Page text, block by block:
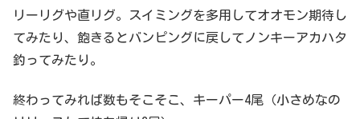
リーリグや直リグ。スイミングを多用してオオモン期待し
てみたり、飽きるとバンピングに戻してノンキーアカハタ
釣ってみたり。
終わってみれば数もそこそこ、キーパー4尾（小さめなの